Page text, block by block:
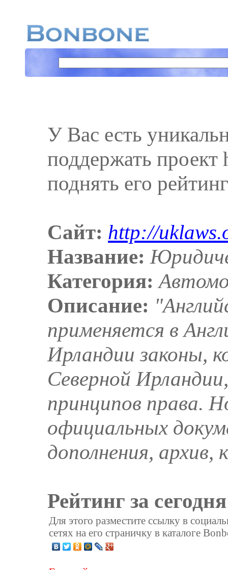
У Вас есть
поддержать
поднять его
Сайт: http://
Название:
Категория:
Описание:
применяется в
Ирландии законы,
Северной
принципов права.
официальных
дополнения,
Рейтинг за
Для этого разместите ссылку в
сетях на его страничку в каталоге